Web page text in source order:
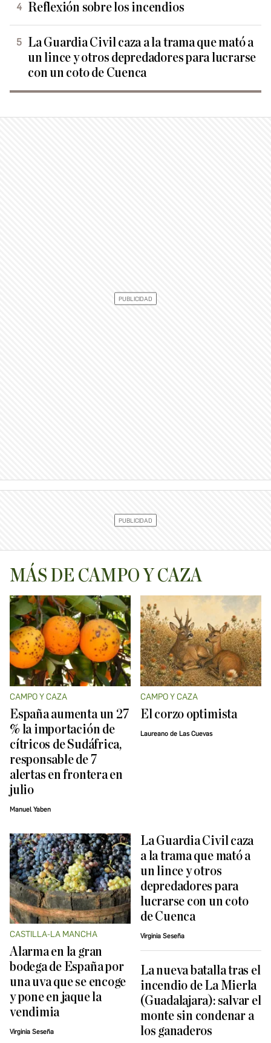
Reflexión sobre los incendios
La Guardia Civil caza a la trama que mató a
un lince y otros depredadores para lucrarse
con un coto de Cuenca
MÁS DE CAMPO Y CAZA
CAMPO Y CAZA
España aumenta un 27
% la importación de
cítricos de Sudáfrica,
responsable de 7
alertas en frontera en
julio
Manuel Yaben
CAMPO Y CAZA
El corzo optimista
Laureano de Las Cuevas
CASTILLA-LA MANCHA
Alarma en la gran
bodega de España por
una uva que se encoge
y pone en jaque la
vendimia
Virginia Seseña
La Guardia Civil caza
a la trama que mató a
un lince y otros
depredadores para
lucrarse con un coto
de Cuenca
Virginia Seseña
La nueva batalla tras el
incendio de La Mierla
(Guadalajara): salvar el
monte sin condenar a
los ganaderos